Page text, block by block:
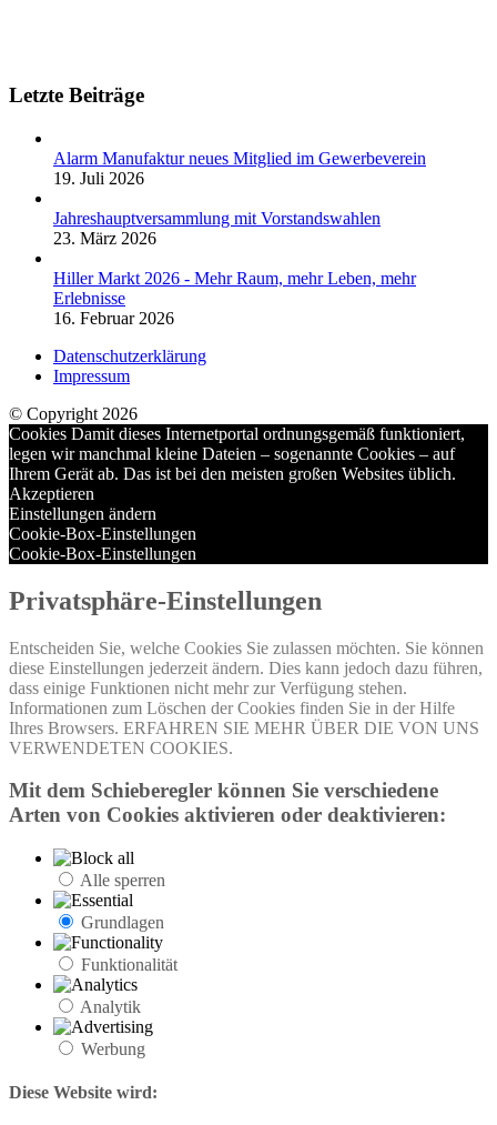
Letzte Beiträge
Alarm Manufaktur neues Mitglied im Gewerbeverein
19. Juli 2026
Jahreshauptversammlung mit Vorstandswahlen
23. März 2026
Hiller Markt 2026 - Mehr Raum, mehr Leben, mehr
Erlebnisse
16. Februar 2026
Datenschutzerklärung
Impressum
© Copyright 2026
Cookies Damit dieses Internetportal ordnungsgemäß funktioniert,
legen wir manchmal kleine Dateien – sogenannte Cookies – auf
Ihrem Gerät ab. Das ist bei den meisten großen Websites üblich.
Akzeptieren
Einstellungen ändern
Cookie-Box-Einstellungen
Cookie-Box-Einstellungen
Privatsphäre-Einstellungen
Entscheiden Sie, welche Cookies Sie zulassen möchten. Sie können
diese Einstellungen jederzeit ändern. Dies kann jedoch dazu führen,
dass einige Funktionen nicht mehr zur Verfügung stehen.
Informationen zum Löschen der Cookies finden Sie in der Hilfe
Ihres Browsers. ERFAHREN SIE MEHR ÜBER DIE VON UNS
VERWENDETEN COOKIES.
Mit dem Schieberegler können Sie verschiedene
Arten von Cookies aktivieren oder deaktivieren:
Alle sperren
Grundlagen
Funktionalität
Analytik
Werbung
Diese Website wird: